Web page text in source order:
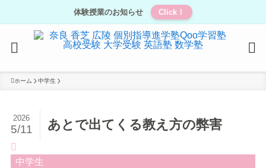
体験授業のお知らせ Click！
ホーム 中学生
あとで出てくる教え方の弊害
2026
5/11
中学生